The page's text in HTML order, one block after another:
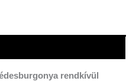
rendkívül